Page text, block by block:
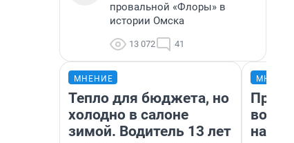
провальной «Флоры» в
истории Омска
13 072 41
МНЕНИЕ
Тепло для бюджета, но
холодно в салоне
зимой. Водитель 13 лет
нам